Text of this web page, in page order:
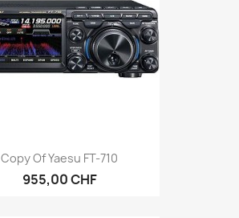
Copy Of Yaesu FT-710
955,00 CHF